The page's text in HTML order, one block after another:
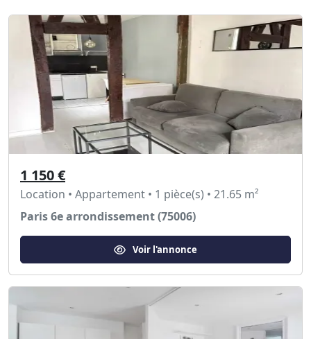
1 150 €
Location • Appartement • 1 pièce(s) • 21.65 m²
Paris 6e arrondissement (75006)
Voir l'annonce